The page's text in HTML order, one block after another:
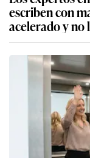
escriben con
acelerado y no